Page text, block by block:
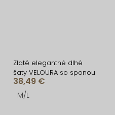
Zlaté elegantné dlhé
šaty VELOURA so sponou
38,49 €
M/L